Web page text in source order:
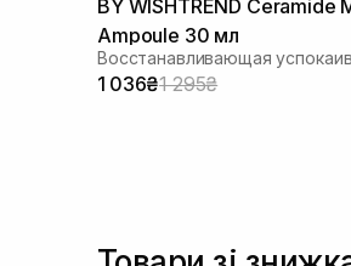
BY WISHTREND Ceramide
Ampoule 30 мл
1 036₴1 295₴